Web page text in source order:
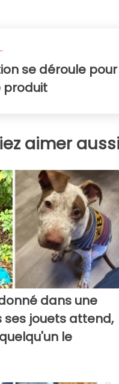
se déroule
produit
aimer
dans une
jouets attend,
le